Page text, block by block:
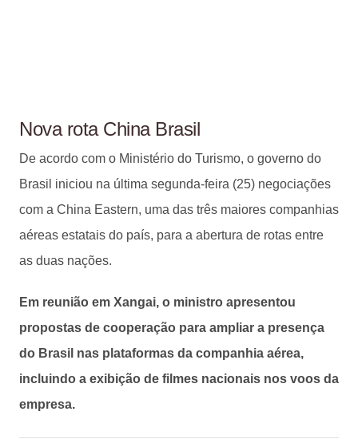
Nova rota China Brasil
De acordo com o Ministério do Turismo, o governo do
Brasil iniciou na última segunda-feira (25) negociações
com a China Eastern, uma das três maiores companhias
aéreas estatais do país, para a abertura de rotas entre
as duas nações.
Em reunião em Xangai, o ministro apresentou
propostas de cooperação para ampliar a presença
do Brasil nas plataformas da companhia aérea,
incluindo a exibição de filmes nacionais nos voos da
empresa.